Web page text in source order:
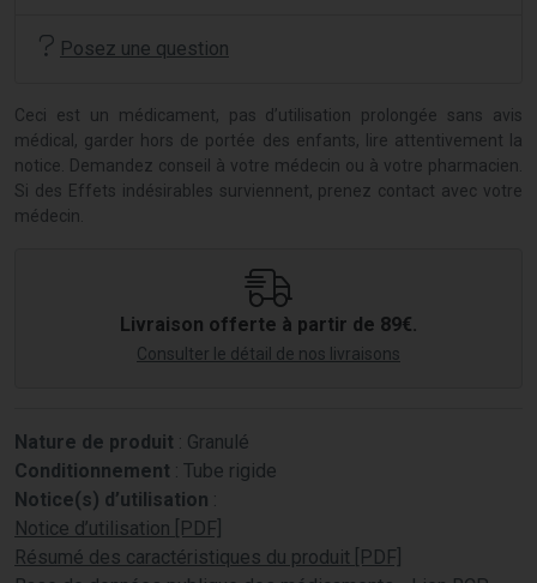
Posez une question
Ceci est un médicament, pas d’utilisation prolongée sans avis
médical, garder hors de portée des enfants, lire attentivement la
notice. Demandez conseil à votre médecin ou à votre pharmacien.
Si des Effets indésirables surviennent, prenez contact avec votre
médecin.
Livraison offerte à partir de 89€.
Consulter le détail de nos livraisons
Nature de produit : Granulé
Conditionnement : Tube rigide
Notice(s) d’utilisation :
Notice d’utilisation [PDF]
Résumé des caractéristiques du produit [PDF]